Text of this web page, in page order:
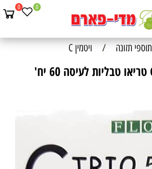
0 0
תוספי תזונה / ויטמין C
פלוריש ויטמין C טריאו טבליות לעיסה 60 יח'